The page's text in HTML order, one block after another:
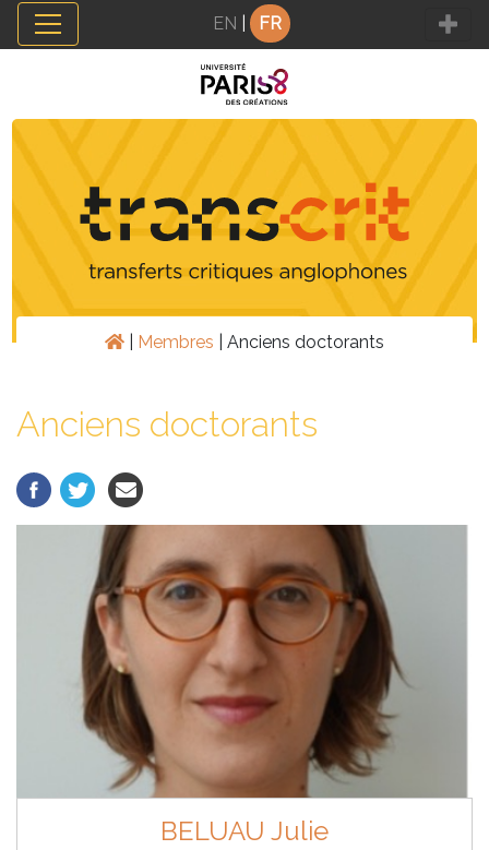
Panneau de gestion des cookies
EN FR
Membres Anciens doctorants
Anciens doctorants
BELUAU Julie